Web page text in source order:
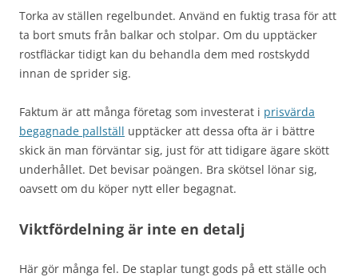
Torka av ställen regelbundet. Använd en fuktig trasa för att
ta bort smuts från balkar och stolpar. Om du upptäcker
rostfläckar tidigt kan du behandla dem med rostskydd
innan de sprider sig.
Faktum är att många företag som investerat i prisvärda
begagnade pallställ upptäcker att dessa ofta är i bättre
skick än man förväntar sig, just för att tidigare ägare skött
underhållet. Det bevisar poängen. Bra skötsel lönar sig,
oavsett om du köper nytt eller begagnat.
Viktfördelning är inte en detalj
Här gör många fel. De staplar tungt gods på ett ställe och